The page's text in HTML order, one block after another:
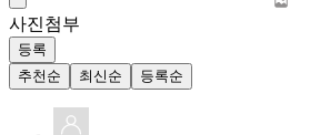
사진첨부
등록
추천순
최신순 등록순